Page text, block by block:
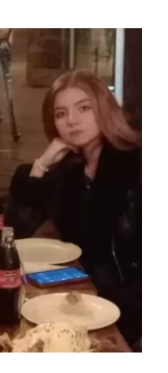
veneno con el que
de mascotas de
día antes de la
de su hijo, por lo
donde asistía Dante.
mal durante la
que, pese a las
que la investigada